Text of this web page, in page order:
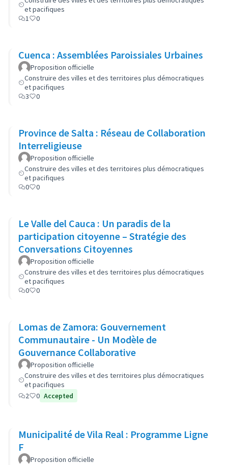
et pacifiques
1
0
Cuenca : Assemblées Paroissiales Urbaines
Proposition officielle
Construire des villes et des territoires plus démocratiques
et pacifiques
3
0
Province de Salta : Réseau de Collaboration
Interreligieuse
Proposition officielle
Construire des villes et des territoires plus démocratiques
et pacifiques
0
0
Le Valle del Cauca : Un paradis de la
participation citoyenne – Stratégie des
Conversations Citoyennes
Proposition officielle
Construire des villes et des territoires plus démocratiques
et pacifiques
0
0
Lomas de Zamora: Gouvernement
Communautaire - Un Modèle de
Gouvernance Collaborative
Proposition officielle
Construire des villes et des territoires plus démocratiques
et pacifiques
2
0 Accepted
Municipalité de Vila Real : Programme Ligne
F
Proposition officielle